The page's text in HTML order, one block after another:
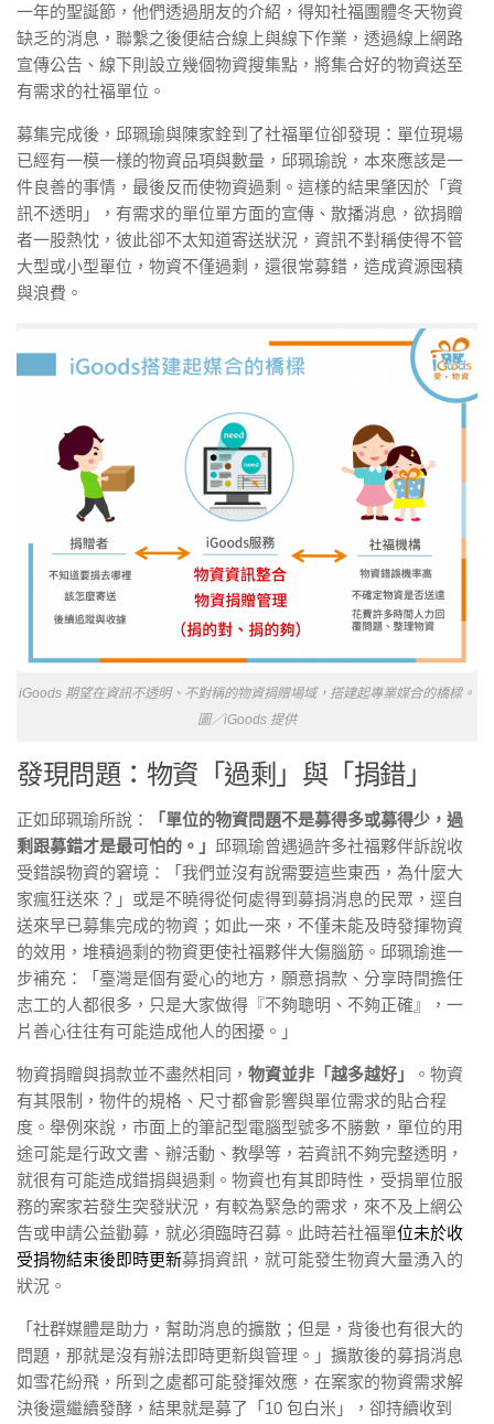
一年的聖誕節，他們透過朋友的介紹，得知社福團體冬天物資
缺乏的消息，聯繫之後便結合線上與線下作業，透過線上網路
宣傳公告、線下則設立幾個物資搜集點，將集合好的物資送至
有需求的社福單位。
募集完成後，邱珮瑜與陳家銓到了社福單位卻發現：單位現場
已經有一模一樣的物資品項與數量，邱珮瑜說，本來應該是一
件良善的事情，最後反而使物資過剩。這樣的結果肇因於「 資
訊不透明 」，有需求的單位單方面的宣傳、散播消息，欲捐贈
者一股熱忱，彼此卻不太知道寄送狀況，資訊不對稱使得不管
大型或小型單位，物資不僅過剩，還很常募錯，造成資源囤積
與浪費。
iGoods 期望在資訊不透明、不對稱的物資捐贈場域，搭建起專業媒合的橋樑。
圖／iGoods 提供
發現問題：物資「過剩」與「捐錯」
正如邱珮瑜所說：
「單位的物資問題不是募得多或募得少，過
剩跟募錯才是最可怕的。」
邱珮瑜曾遇過許多社福夥伴訴說收
受錯誤物資的窘境：「我們並沒有說需要這些東西，為什麼大
家瘋狂送來？」或是不曉得從何處得到募捐消息的民眾，逕自
送來早已募集完成的物資；如此一來，不僅未能及時發揮物資
的效用，堆積過剩的物資更使社福夥伴大傷腦筋。邱珮瑜進一
步補充：「臺灣是個有愛心的地方，願意捐款、分享時間擔任
志工的人都很多，只是大家做得『不夠聰明、不夠正確 』，一
片善心往往有可能造成他人的困擾。」
物資捐贈與捐款並不盡然相同， 物資並非「越多越好」
。物資
有其限制，物件的規格、尺寸都會影響與單位需求的貼合程
度。舉例來說，市面上的筆記型電腦型號多不勝數，單位的用
途可能是行政文書、辦活動、教學等，若資訊不夠完整透明，
就很有可能造成錯捐與過剩。物資也有其即時性，受捐單位服
務的案家若發生突發狀況，有較為緊急的需求，來不及上網公
告或申請公益勸募，就必須臨時召募。此時若社福單位未於收
受捐物結束後即時更新募捐資訊，就可能發生物資大量湧入的
狀況。
「社群媒體是助力，幫助消息的擴散；但是，背後也有很大的
問題，那就是沒有辦法即時更新與管理 。」擴散後的募捐消息
如雪花紛飛，所到之處都可能發揮效應，在案家的物資需求解
決後還繼續發酵，結果就是募了「10 包白米」，卻持續收到